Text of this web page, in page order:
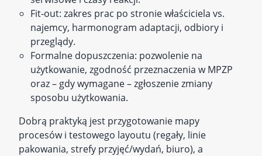
Fit‑out: zakres prac po stronie właściciela vs.
najemcy, harmonogram adaptacji, odbiory i
przeglądy.
Formalne dopuszczenia: pozwolenie na
użytkowanie, zgodność przeznaczenia w MPZP
oraz – gdy wymagane – zgłoszenie zmiany
sposobu użytkowania.
Dobrą praktyką jest przygotowanie mapy
procesów i testowego layoutu (regały, linie
pakowania, strefy przyjęć/wydań, biuro), a